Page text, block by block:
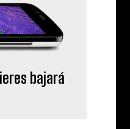
bajará